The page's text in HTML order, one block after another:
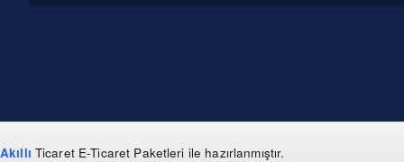
Akıllı Ticaret E-Ticaret Paketleri ile hazırlanmıştır.